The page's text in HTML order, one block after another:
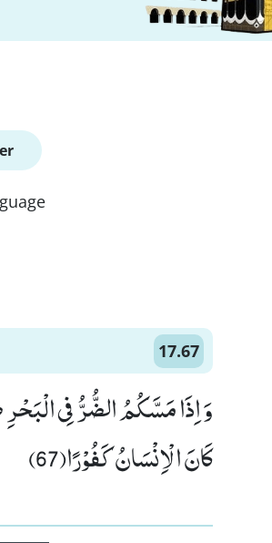
17.67
وَ اِذَا مَسَّكُمُ الضُّرُّ فِی
كَانَ الْاِنْسَانُ كَفُوْرًا(67)